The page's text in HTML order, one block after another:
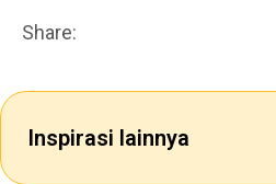
Share:
Inspirasi lainnya